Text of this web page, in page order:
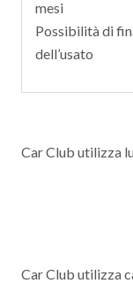
mesi
Possibilità di
dell’usato
Car Club utilizza
Car Club utilizza